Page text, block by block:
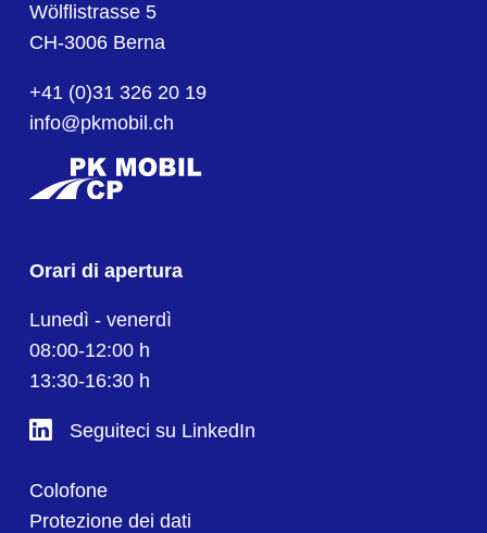
Wölflistrasse 5
CH-3006 Berna
+41 (0)31 326 20 19
info@pkmobil.ch
Orari di apertura
Lunedì - venerdì
08:00-12:00 h
13:30-16:30 h
Seguiteci su LinkedIn
Colofone
Protezione dei dati